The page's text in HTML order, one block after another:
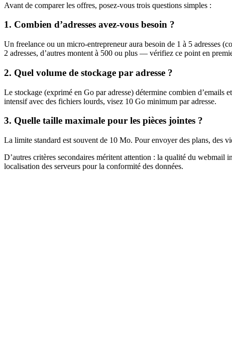
Avant de comparer les offres, posez-vous trois questions simples :
1. Combien d’adresses avez-vous besoin ?
Un freelance ou un micro-entrepreneur aura besoin de 1 à 5 adresses
2 adresses, d’autres montent à 500 ou plus — vérifiez ce point en
2. Quel volume de stockage par adresse ?
Le stockage (exprimé en Go par adresse) détermine combien
intensif avec des fichiers lourds, visez 10 Go minimum par adresse.
3. Quelle taille maximale pour les pièces jointes ?
La limite standard est souvent de 10 Mo. Pour envoyer des plans, des
D’autres critères secondaires méritent attention : la qualité du
localisation des serveurs pour la conformité des données.